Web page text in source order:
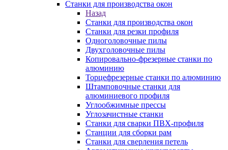
Станки для производства окон
Назад
Станки для производства окон
Станки для резки профиля
Одноголовочные пилы
Двухголовочные пилы
Копировально-фрезерные станки по
алюминию
Торцефрезерные станки по алюминию
Штамповочные станки для
алюминиевого профиля
Углообжимные прессы
Углозачистные станки
Станки для сварки ПВХ-профиля
Станции для сборки рам
Станки для сверления петель